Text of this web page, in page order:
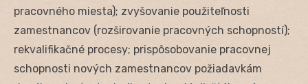
pracovného miesta); zvyšovanie použiteľnosti
zamestnancov (rozširovanie pracovných schopností);
rekvalifikačné procesy; prispôsobovanie pracovnej
schopnosti nových zamestnancov požiadavkám